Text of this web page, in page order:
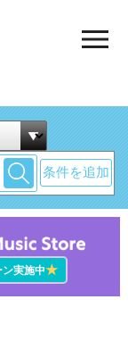
条件を追加
実施中★